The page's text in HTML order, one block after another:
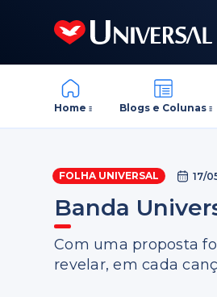
Home Blogs e Colunas
FOLHA UNIVERSAL 17/
Banda
Com uma proposta
revelar, em cada